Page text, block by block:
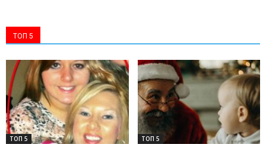
ТОП 5
ТОП 5 ТОП 5